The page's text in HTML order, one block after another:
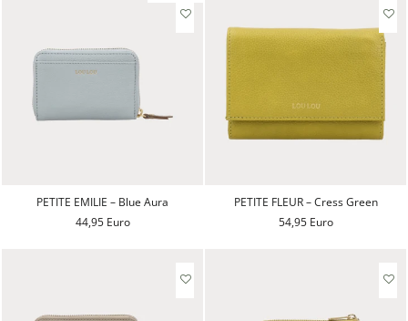
PETITE EMILIE – Blue Aura
44,95 Euro
PETITE FLEUR – Cress Green
54,95 Euro